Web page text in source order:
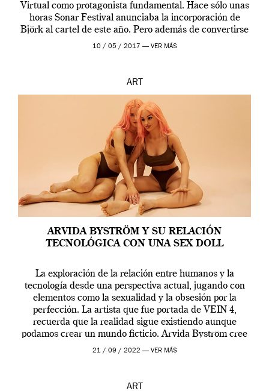
Virtual como protagonista fundamental. Hace sólo unas
horas Sonar Festival anunciaba la incorporación de
Björk al cartel de este año. Pero además de convertirse
en una de las actuaciones más relevantes […]
10 / 05 / 2017 — VER MÁS
ART
ARVIDA BYSTRÖM Y SU RELACIÓN
TECNOLÓGICA CON UNA SEX DOLL
La exploración de la relación entre humanos y la
tecnología desde una perspectiva actual, jugando con
elementos como la sexualidad y la obsesión por la
perfección. La artista que fue portada de VEIN 4,
recuerda que la realidad sigue existiendo aunque
podamos crear un mundo ficticio. Arvida Byström cree
que los humanos tienen un complejo […]
21 / 09 / 2022 — VER MÁS
ART